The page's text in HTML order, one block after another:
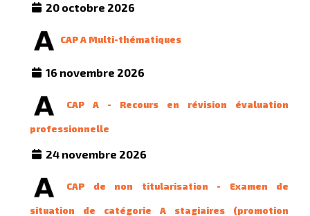
20 octobre 2026
CAP A Multi-thématiques
16 novembre 2026
CAP A - Recours en révision évaluation
professionnelle
24 novembre 2026
CAP de non titularisation - Examen de
situation de catégorie A stagiaires (promotion